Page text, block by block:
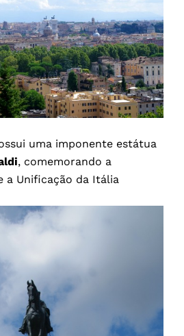
uma imponente estátua
, comemorando a
a Unificação da Itália